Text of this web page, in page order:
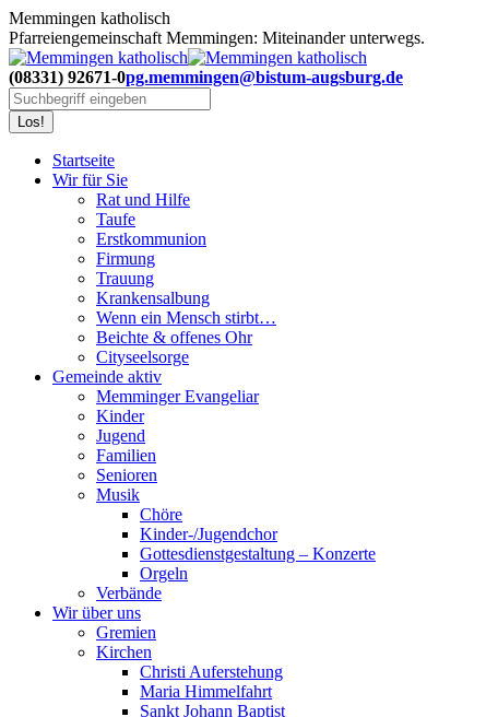
Zum
Inhalt
springen
Memmingen katholisch
Pfarreiengemeinschaft Memmingen: Miteinander unterwegs.
(08331) 92671-0pg.memmingen@bistum-augsburg.de
Search:
Startseite
Wir für Sie
Rat und Hilfe
Taufe
Erstkommunion
Firmung
Trauung
Krankensalbung
Wenn ein Mensch stirbt…
Beichte & offenes Ohr
Cityseelsorge
Gemeinde aktiv
Memminger Evangeliar
Kinder
Jugend
Familien
Senioren
Musik
Chöre
Kinder-/Jugendchor
Gottesdienstgestaltung – Konzerte
Orgeln
Verbände
Wir über uns
Gremien
Kirchen
Christi Auferstehung
Maria Himmelfahrt
Sankt Johann Baptist